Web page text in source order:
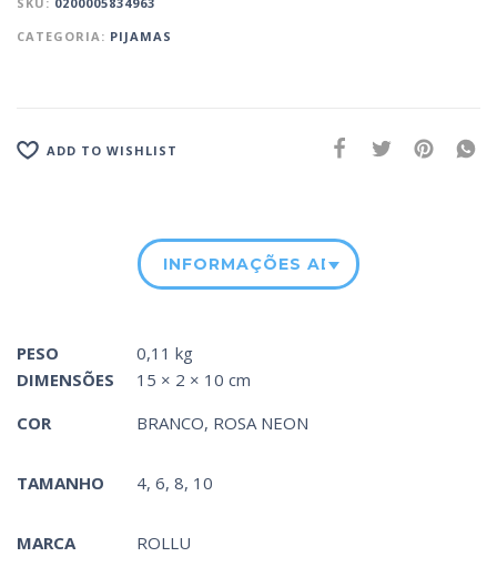
CATEGORIA: PIJAMAS
ADD TO WISHLIST
INFORMAÇÕES ADICIONAIS
PESO
0,11 kg
DIMENSÕES
15 × 2 × 10 cm
COR
BRANCO, ROSA NEON
TAMANHO 4, 6, 8, 10
MARCA ROLLU